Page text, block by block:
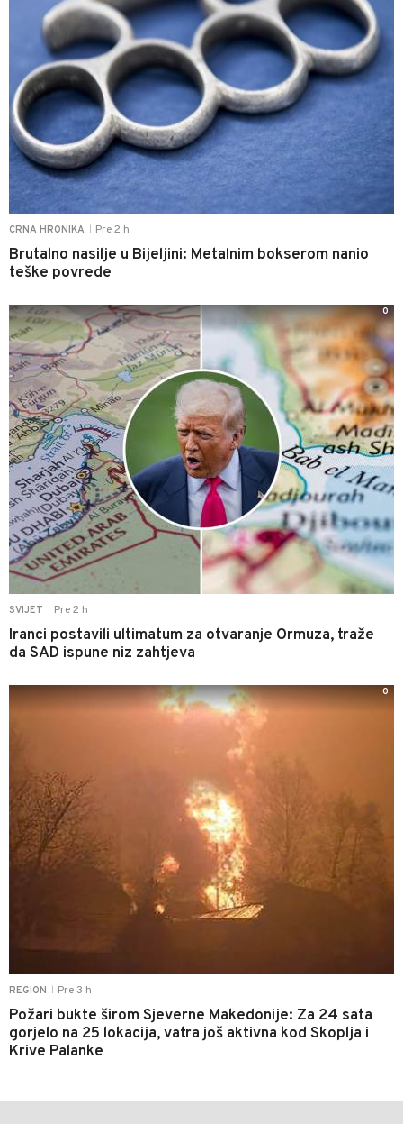
CRNA HRONIKA Pre 2 h
Brutalno nasilje u Bijeljini: Metalnim bokserom nanio
teške povrede
SVIJET Pre 2 h
Iranci postavili ultimatum za otvaranje Ormuza, traže
da SAD ispune niz zahtjeva
0
REGION Pre 3 h
Požari bukte širom Sjeverne Makedonije: Za 24 sata
gorjelo na 25 lokacija, vatra još aktivna kod Skoplja i
Krive Palanke
0